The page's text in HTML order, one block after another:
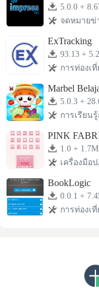
5.0.0 +
จดหมายข่
ExTracking
93.13 +
การท่องเที่
Marbel
5.0.3 +
การเรียน
PINK
1.0 +
เครื่องมือ
BookLogic
0.0.1 +
การท่องเที่